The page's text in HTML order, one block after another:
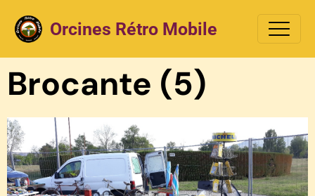
Orcines Rétro Mobile
Brocante (5)